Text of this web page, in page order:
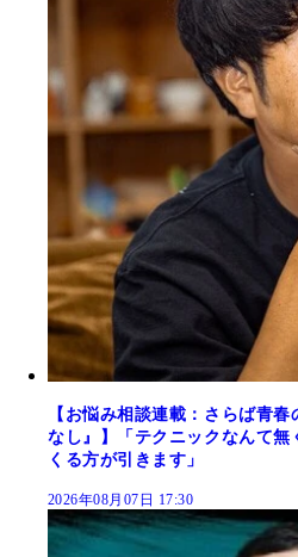
【お悩み相談連載：さらば青
なし』】「テクニックなんて
くる方が引きます」
2026年08月07日 17:30